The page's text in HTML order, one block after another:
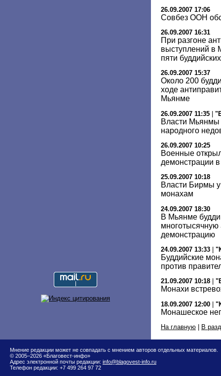
26.09.2007 17:06
Совбез ООН
26.09.2007 16:31
При разгоне
выступлений в
пяти
26.09.2007 15:37
Около 200
ходе
Мьянме
26.09.2007 11:35 |
Власти Мьянмы
народного
26.09.2007 10:25
Военные
демонстрации
25.09.2007 10:18
Власти Бирмы
монахам
24.09.2007 18:30
В Мьянме
многотысячную
демонстрацию
24.09.2007 13:33
Буддийские
против
21.09.2007 10:18
Монахи
18.09.2007 12:00 |
Монашеское
На главную В
Мнение редакции может не совпадать с мнением авторов отдельных материалов.
© 2005–2026 «Благовест-инфо»
Адрес электронной почты редакции: info@blagovest-info.ru
Телефон редакции: +7 499 264 97 72